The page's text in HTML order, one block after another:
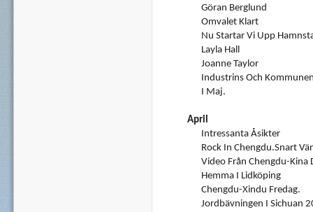
Göran Berglund
Omvalet Klart
Nu Startar Vi Upp
Layla Hall
Joanne Taylor
Industrins Och
I Maj.
April
Intressanta Åsikter
Rock In Chengdu.Snart
Video Från Chengdu-Kina
Hemma I Lidköping
Chengdu-Xindu Fredag.
Jordbävningen I Sichuan